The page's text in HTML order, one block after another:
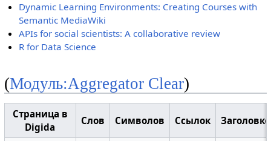
Dynamic Learning Environments: Creating Courses with
Semantic MediaWiki
APIs for social scientists: A collaborative review
R for Data Science
(Модуль:Aggregator Clear)
Страница в
Digida
Слов Символов Ссылок